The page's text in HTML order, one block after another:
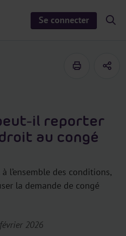
Se connecter
S
i
il reporter
au congé
l’ensemble des conditions,
la demande de congé
2026